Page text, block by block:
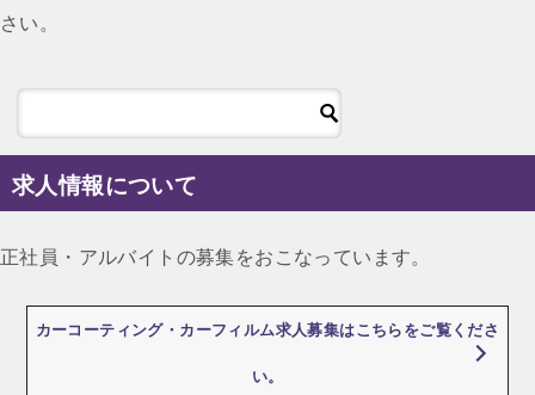
さい。
求人情報について
正社員・アルバイトの募集をおこなっています。
カーコーティング・カーフィルム求人募集はこちらをご覧くださ
い。